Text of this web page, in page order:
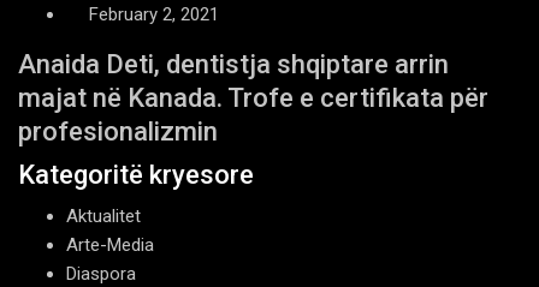
February 2, 2021
Anaida Deti, dentistja shqiptare arrin
majat në Kanada. Trofe e certifikata për
profesionalizmin
Kategoritë kryesore
Aktualitet
Arte-Media
Diaspora